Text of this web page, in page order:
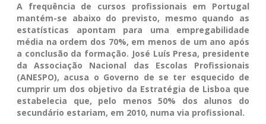
A frequência de cursos profissionais em Portugal
mantém-se abaixo do previsto, mesmo quando as
estatísticas apontam para uma empregabilidade
média na ordem dos 70%, em menos de um ano após
a conclusão da formação. José Luís Presa, presidente
da Associação Nacional das Escolas Profissionais
(ANESPO), acusa o Governo de se ter esquecido de
cumprir um dos objetivo da Estratégia de Lisboa que
estabelecia que, pelo menos 50% dos alunos do
secundário estariam, em 2010, numa via profissional.